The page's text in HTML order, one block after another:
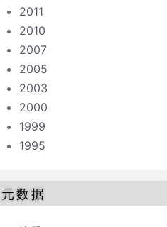
2011
2010
2007
2005
2003
2000
1999
1995
元数据